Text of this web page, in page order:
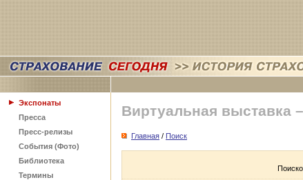
Экспонаты
Пресса
Пресс-релизы
События (Фото)
Библиотека
Термины
Виртуальная выставка
Главная / Поиск